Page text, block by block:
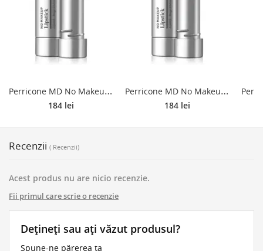
P
erricone MD No Makeup Lipstick balsam de buze colorat SPF 15 culoare Cognac 4.2 g
184 lei
P
erricone MD No Makeup Lipstick balsam de buze colorat SPF 15 culoare Red 4.2 g
184 lei
Recenzii ( Recenzii)
Acest produs nu are nicio recenzie.
Fii primul care scrie o recenzie
Dețineți sau ați văzut produsul?
Spune-ne părerea ta